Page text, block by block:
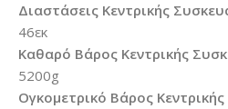
Διαστάσεις Κεντρικής
46εκ
Καθαρό Βάρος Κεντρικής
5200g
Ογκομετρικό Βάρος